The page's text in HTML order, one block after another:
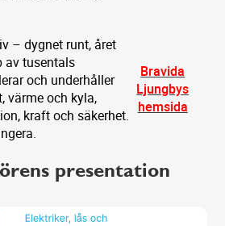
– dygnet runt, året
av tusentals
och underhåller
värme och kyla,
kraft och säkerhet.
Bravida
Ljungbys
hemsida
presentation